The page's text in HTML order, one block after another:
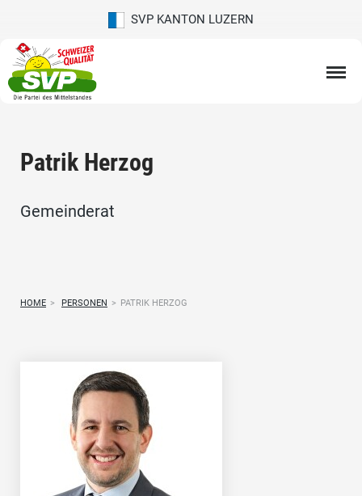
SVP KANTON LUZERN
Patrik Herzog
Gemeinderat
HOME > PERSONEN > PATRIK HERZOG